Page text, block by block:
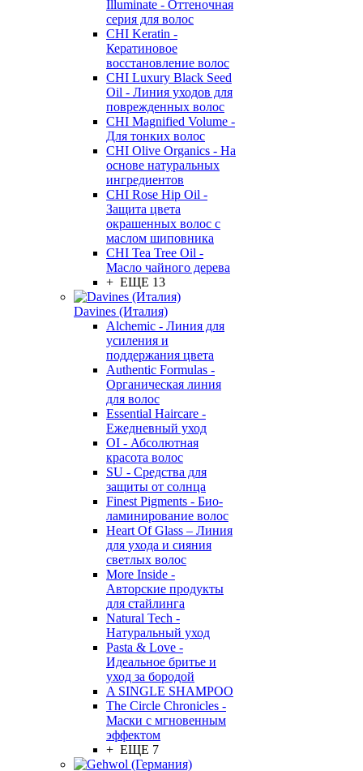
Illuminate - Оттеночная
серия для волос
CHI Keratin -
Кератиновое
восстановление волос
CHI Luxury Black Seed
Oil - Линия уходов для
поврежденных волос
CHI Magnified Volume -
Для тонких волос
CHI Olive Organics - На
основе натуральных
ингредиентов
CHI Rose Hip Oil -
Защита цвета
окрашенных волос с
маслом шиповника
CHI Tea Tree Oil -
Масло чайного дерева
+ ЕЩЕ 13
Davines (Италия)
Alchemic - Линия для
усиления и
поддержания цвета
Authentic Formulas -
Органическая линия
для волос
Essential Haircare -
Eжедневный уход
OI - Абсолютная
красота волос
SU - Средства для
защиты от солнца
Finest Pigments - Био-
ламинирование волос
Heart Of Glass – Линия
для ухода и сияния
светлых волос
More Inside -
Авторские продукты
для стайлинга
Natural Tech -
Натуральный уход
Pasta & Love -
Идеальное бритье и
уход за бородой
A SINGLE SHAMPOO
The Circle Chronicles -
Маски с мгновенным
эффектом
+ ЕЩЕ 7